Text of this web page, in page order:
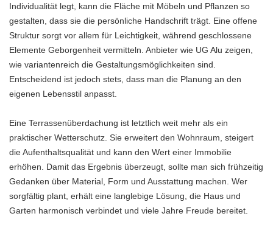
Individualität legt, kann die Fläche mit Möbeln und Pflanzen so
gestalten, dass sie die persönliche Handschrift trägt. Eine offene
Struktur sorgt vor allem für Leichtigkeit, während geschlossene
Elemente Geborgenheit vermitteln. Anbieter wie UG Alu zeigen,
wie variantenreich die Gestaltungsmöglichkeiten sind.
Entscheidend ist jedoch stets, dass man die Planung an den
eigenen Lebensstil anpasst.
Eine Terrassenüberdachung ist letztlich weit mehr als ein
praktischer Wetterschutz. Sie erweitert den Wohnraum, steigert
die Aufenthaltsqualität und kann den Wert einer Immobilie
erhöhen. Damit das Ergebnis überzeugt, sollte man sich frühzeitig
Gedanken über Material, Form und Ausstattung machen. Wer
sorgfältig plant, erhält eine langlebige Lösung, die Haus und
Garten harmonisch verbindet und viele Jahre Freude bereitet.